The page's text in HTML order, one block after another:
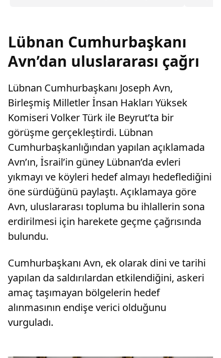
Lübnan Cumhurbaşkanı
Avn’dan uluslararası çağrı
Lübnan Cumhurbaşkanı Joseph Avn,
Birleşmiş Milletler İnsan Hakları Yüksek
Komiseri Volker Türk ile Beyrut’ta bir
görüşme gerçekleştirdi. Lübnan
Cumhurbaşkanlığından yapılan açıklamada
Avn’ın, İsrail’in güney Lübnan’da evleri
yıkmayı ve köyleri hedef almayı hedeflediğini
öne sürdüğünü paylaştı. Açıklamaya göre
Avn, uluslararası topluma bu ihlallerin sona
erdirilmesi için harekete geçme çağrısında
bulundu.
Cumhurbaşkanı Avn, ek olarak dini ve tarihi
yapılan da saldırılardan etkilendiğini, askeri
amaç taşımayan bölgelerin hedef
alınmasının endişe verici olduğunu
vurguladı.